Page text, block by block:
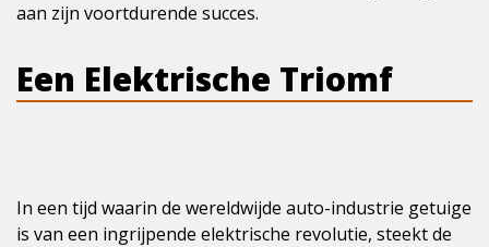
aan zijn voortdurende succes.
Een Elektrische Triomf
In een tijd waarin de wereldwijde auto-industrie getuige
is van een ingrijpende elektrische revolutie, steekt de